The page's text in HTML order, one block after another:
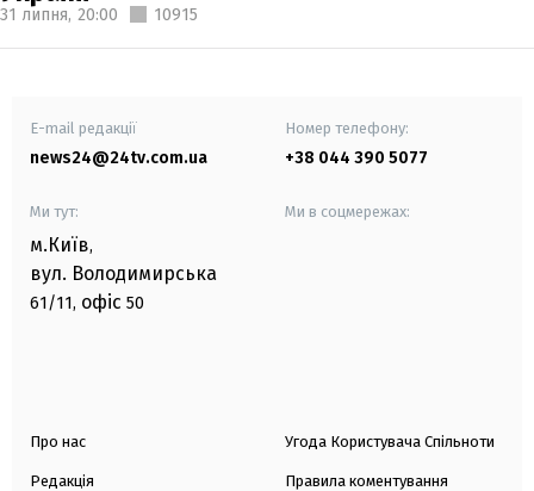
31 липня, 20:00 10915
E-mail редакції
news24@24tv.com.ua
Номер телефону:
+38 044 390 5077
Ми тут:
м.Київ,
вул. Володимирська
61/11, офіс 50
Ми в соцмережах:
Про нас
Редакція
Угода Користувача Спільноти
Правила коментування